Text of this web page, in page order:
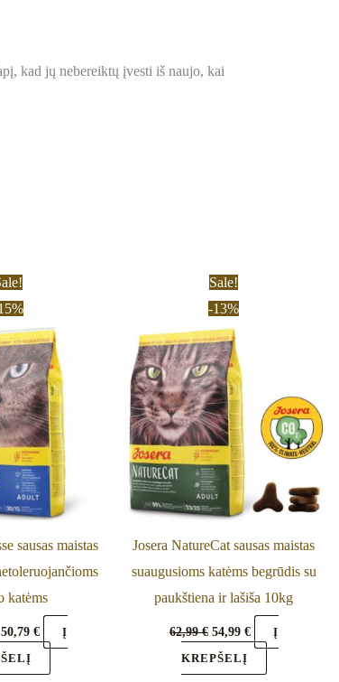
kad jų nebereiktų įvesti iš naujo, kai
sausas maistas
katėms
50,79 €
through
50,79 €
Į
has
multiple
variants.
The
options
may
be
chosen
on
the
Sale!
-13%
Josera NatureCat sausas maistas
suaugusioms katėms begrūdis su
paukštiena ir lašiša 10kg
62,99€
Original
price
was:
62,99 €.
54,99 €
Į
KREPŠELĮ